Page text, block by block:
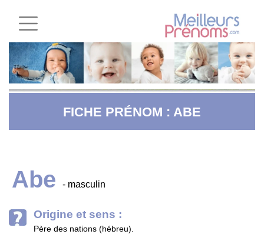
FICHE PRÉNOM : ABE
Abe - masculin
Origine et sens :
Père des nations (hébreu).